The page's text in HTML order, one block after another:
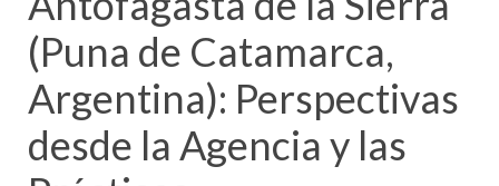
(Puna de Catamarca,
Argentina): Perspectivas
desde la Agencia y las